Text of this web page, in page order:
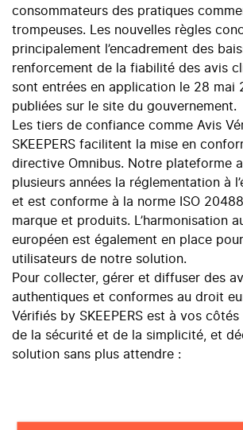
consommateurs des pratiques
trompeuses. Les nouvelles règles
principalement l’encadrement des
renforcement de la fiabilité des avis
sont entrées en application le 28 mai
publiées sur le site du gouvernement.
Les tiers de confiance comme Avis
SKEEPERS facilitent la mise en
directive Omnibus. Notre plateforme
plusieurs années la réglementation à
et est conforme à la norme ISO
marque et produits. L’harmonisation
européen est également en place pour
utilisateurs de notre solution.
Pour collecter, gérer et diffuser des
authentiques et conformes au droit
Vérifiés by SKEEPERS est à vos
de la sécurité et de la simplicité, et
solution sans plus attendre :